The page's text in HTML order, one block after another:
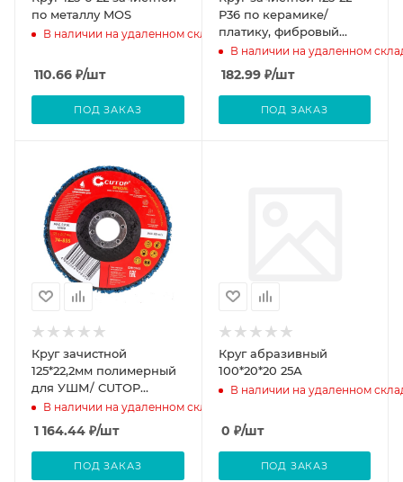
по металлу MOS
В наличии на удаленном складе
110.66 ₽/шт
ПОД ЗАКАЗ
Р36 по керамике/
платику, фибровый
волнистый карбит
кремния черный Semtul
В наличии на удаленном
182.99₽/шт
ПОД ЗАКАЗ
Круг зачистной
125*22,2мм полимерный
для УШМ/ CUTOP
SpeciaL синий средняя
В наличии на удаленном складе
1 164.44 ₽/шт
ПОД ЗАКАЗ
Круг абразивный
100*20*20 25А
В наличии на удаленном
0 ₽/шт
ПОД ЗАКАЗ